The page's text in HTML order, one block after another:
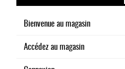
Bienvenue au magasin
Accédez au magasin